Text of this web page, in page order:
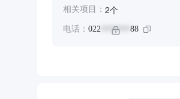
相关项目： 2个
电话： 022 ******* 88